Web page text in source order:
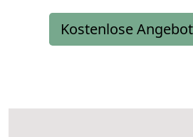
Kostenlose